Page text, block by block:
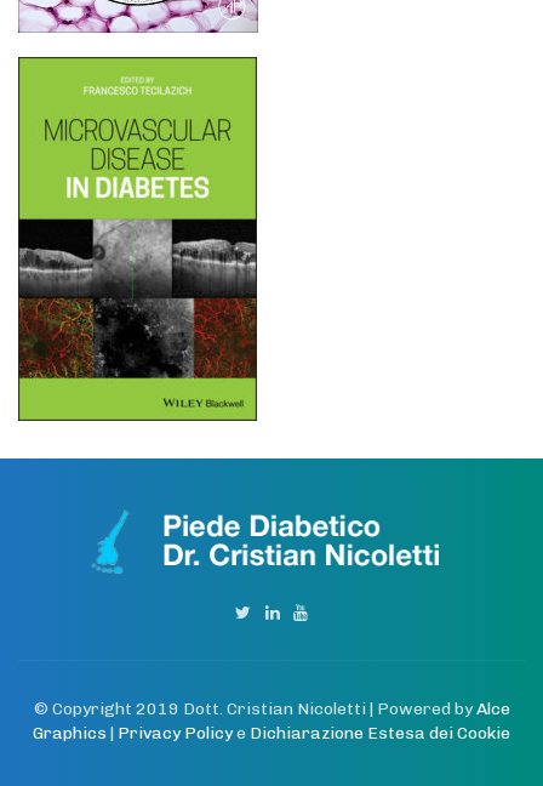
© Copyright 2019 Dott. Cristian Nicoletti | Powered byAlce
Graphics | Privacy Policye Dichiarazione Estesa dei Cookie